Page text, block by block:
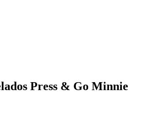
Press & Go Minnie